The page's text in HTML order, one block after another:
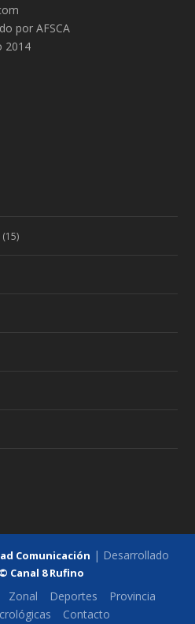
por AFSCA
2014
(15)
Comunicación | Desarrollado
Canal 8 Rufino
Zonal Deportes
Provincia
Contacto